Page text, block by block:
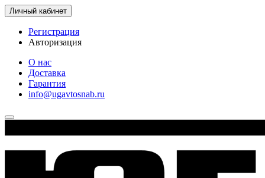
Личный кабинет
Регистрация
Авторизация
О нас
Доставка
Гарантия
info@ugavtosnab.ru